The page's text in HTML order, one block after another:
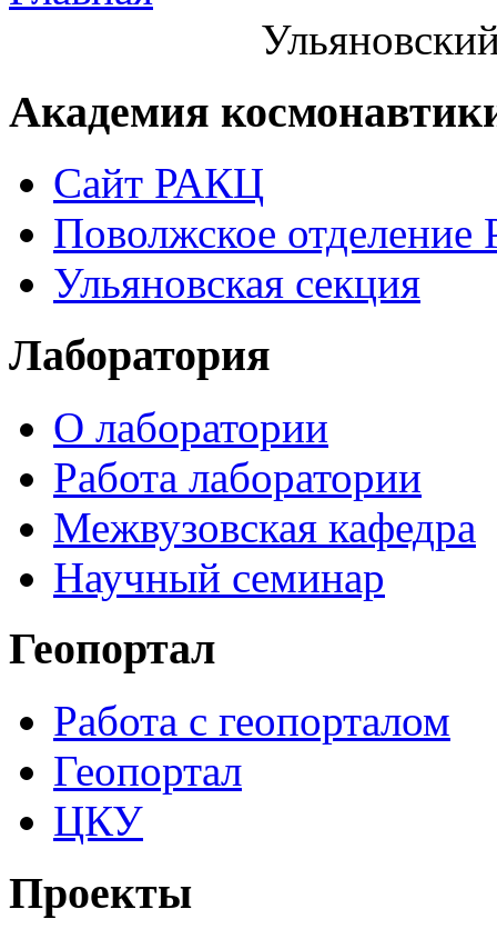
Академия
Сайт РАКЦ
Поволжское
Ульяновская секция
Лаборатория
О лаборатории
Работа лаборатории
Межвузовская кафедра
Научный семинар
Геопортал
Работа с геопорталом
Геопортал
ЦКУ
Проекты